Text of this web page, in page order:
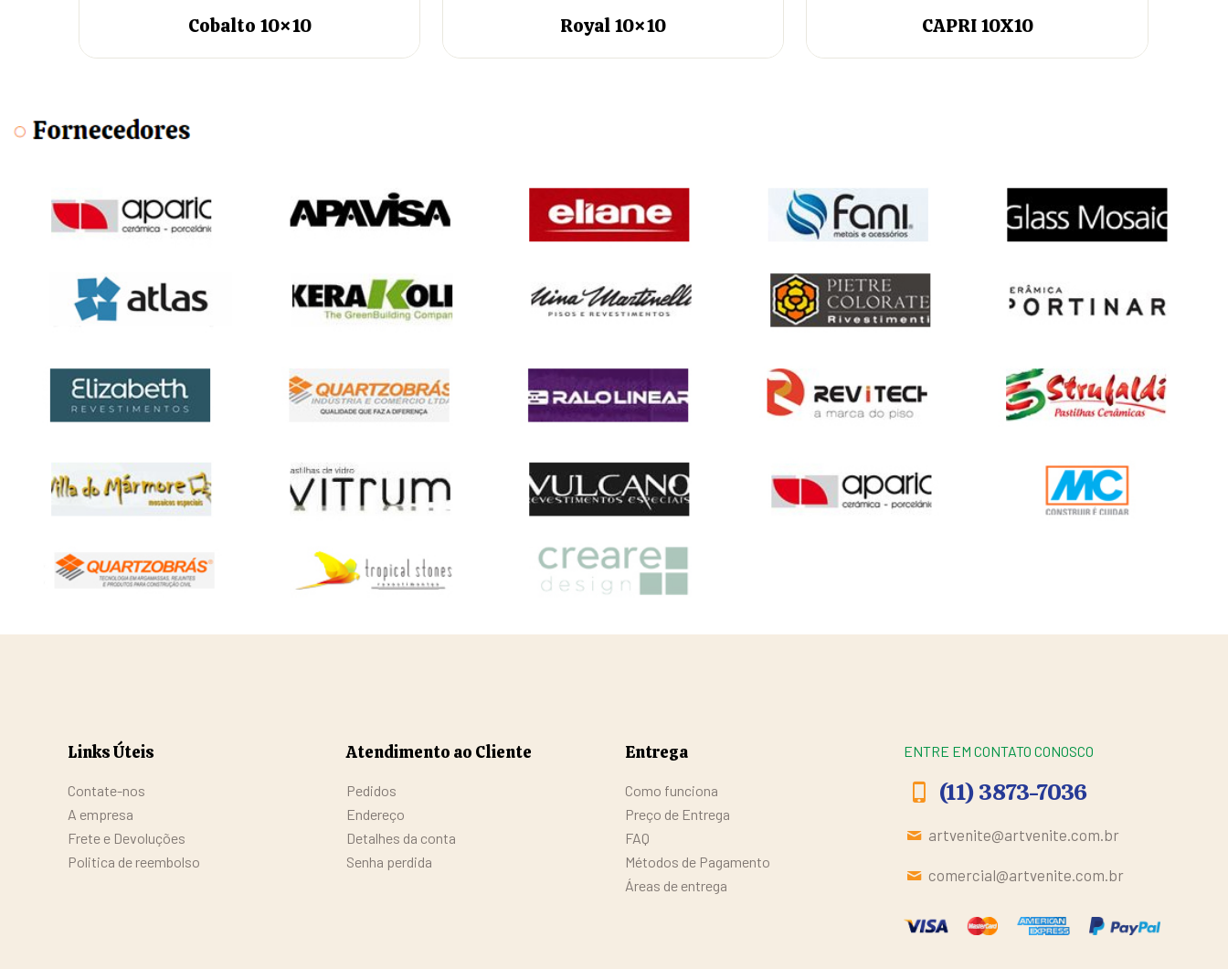
Cobalto 10×10 Royal 10×10 CAPRI 10X10
Links Úteis
Contate-nos
A empresa
Frete e Devoluções
Politica de reembolso
Atendimento ao Cliente
Pedidos
Endereço
Detalhes da conta
Senha perdida
Entrega
Como funciona
Preço de Entrega
FAQ
Métodos de Pagamento
Áreas de entrega
ENTRE EM CONTATO CONOSCO
(11) 3873-7036
artvenite@artvenite.com.br
comercial@artvenite.com.br